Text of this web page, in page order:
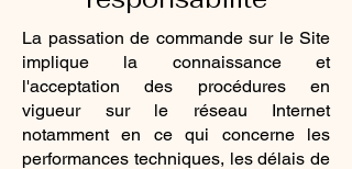
La passation de commande sur le Site
implique la connaissance et
l'acceptation des procédures en
vigueur sur le réseau Internet
notamment en ce qui concerne les
performances techniques, les délais de